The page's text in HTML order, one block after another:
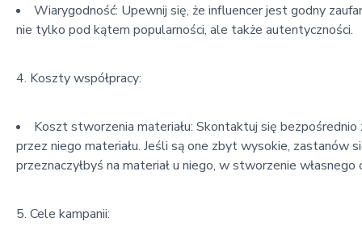
Wiarygodność: Upewnij się, że influencer jest godny
nie tylko pod kątem popularności, ale także autentyczności.
4. Koszty współpracy:
Koszt stworzenia materiału: Skontaktuj się
przez niego materiału. Jeśli są one zbyt wysokie, zastanów
przeznaczyłbyś na materiał u niego, w stworzenie
5. Cele kampanii: